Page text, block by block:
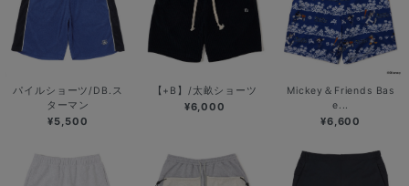
パイルショーツ/DB.ス
ターマン
¥5,500
【+B】/太畝ショーツ
¥6,000
Mickey＆Friends Bas
e...
¥6,600